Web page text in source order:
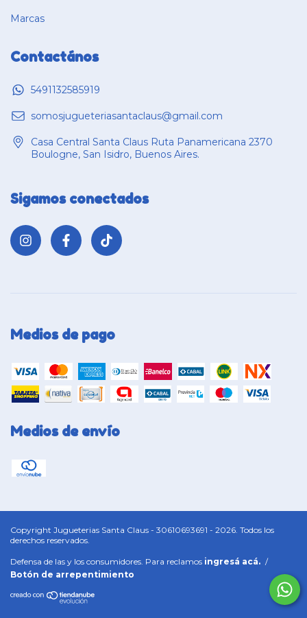
Marcas
Contactános
5491132585919
somosjugueteriasantaclaus@gmail.com
Casa Central Santa Claus Ruta Panamericana 2370
Boulogne, San Isidro, Buenos Aires.
Sigamos conectados
Medios de pago
Medios de envío
Copyright Jugueterias Santa Claus - 30610693691 - 2026. Todos los
derechos reservados.
Defensa de las y los consumidores. Para reclamos ingresá acá. /
Botón de arrepentimiento